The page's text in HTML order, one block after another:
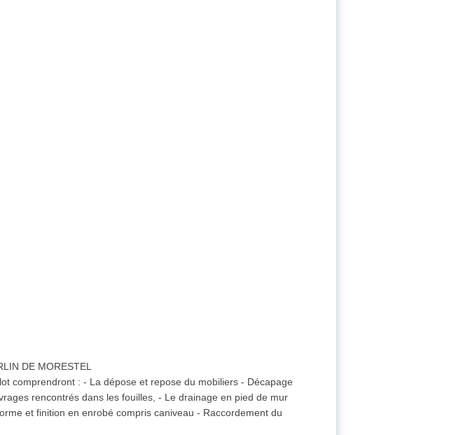
DE MORESTEL
comprendront : - La dépose et repose du mobiliers - Décapage
rencontrés dans les fouilles, - Le drainage en pied de mur
et finition en enrobé compris caniveau - Raccordement du